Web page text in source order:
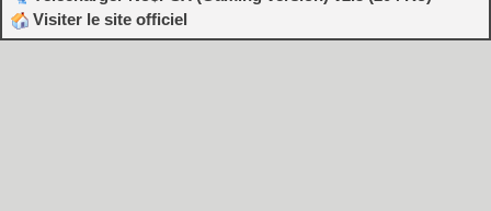
Visiter le site officiel